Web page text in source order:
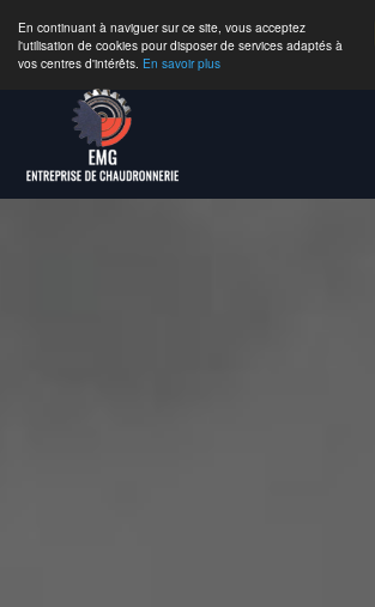
En continuant à naviguer sur ce site, vous acceptez
l'utilisation de cookies pour disposer de services adaptés à
vos centres d'intérêts. En savoir plus